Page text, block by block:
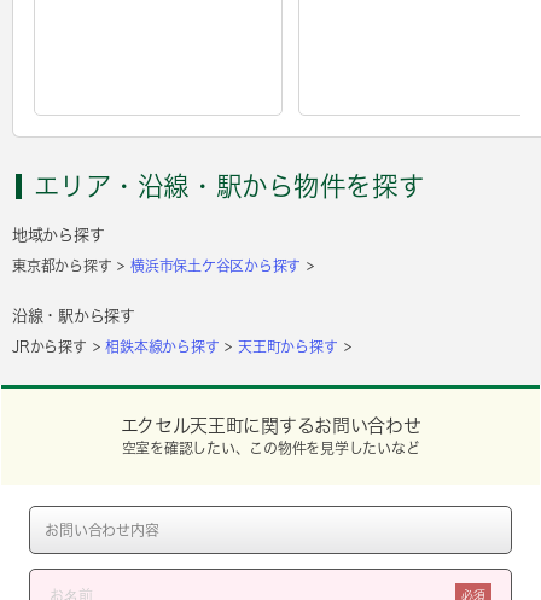
エリア・沿線・駅から物件を探す
地域から探す
東京都から探す 横浜市保土ケ谷区から探す
沿線・駅から探す
JRから探す 相鉄本線から探す 天王町から探す
エクセル天王町に関するお問い合わせ
空室を確認したい、この物件を見学したいなど
必須